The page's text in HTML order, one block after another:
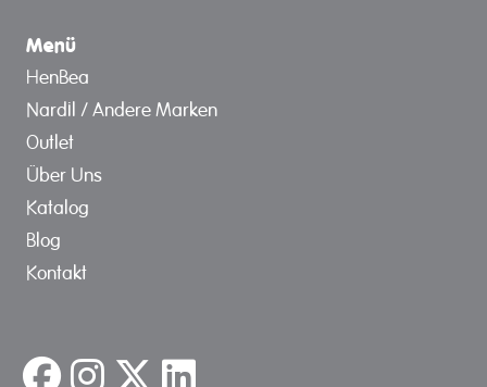
Menü
HenBea
Nardil / Andere Marken
Outlet
Über Uns
Katalog
Blog
Kontakt